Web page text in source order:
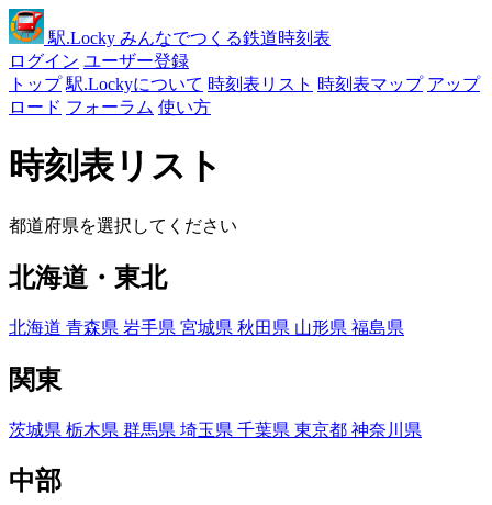
駅.Locky みんなでつくる鉄道時刻表
ログイン ユーザー登録
トップ 駅.Lockyについて 時刻表リスト 時刻表マップ アップ
ロード フォーラム 使い方
時刻表リスト
都道府県を選択してください
北海道・東北
北海道 青森県 岩手県 宮城県 秋田県 山形県 福島県
関東
茨城県 栃木県 群馬県 埼玉県 千葉県 東京都 神奈川県
中部